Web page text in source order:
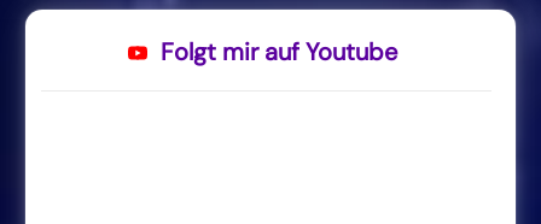
Folgt mir auf Youtube